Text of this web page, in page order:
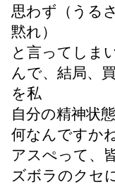
思わず（うる
黙れ）
と言ってしま
んで、結局、
を私
自分の精神状
何なんですか
アスぺって、
ズボラのクセ